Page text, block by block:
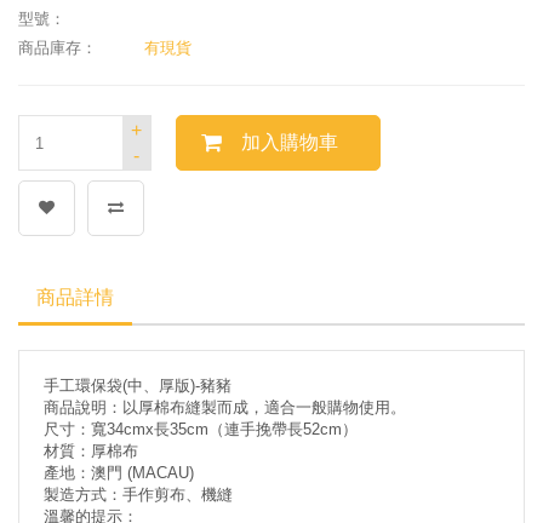
型號：
商品庫存：
有現貨
-
+
加入購物車
商品詳情
手工環保袋(中、厚版)-豬豬
商品說明：以厚棉布縫製而成，適合一般購物使用。
尺寸：寬34cmx長35cm（連手挽帶長52cm）
材質：厚棉布
產地：澳門 (MACAU)
製造方式：手作剪布、機縫
溫馨的提示：